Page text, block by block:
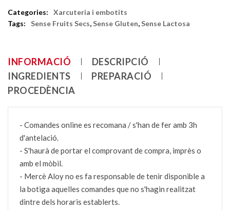
Categories:
Xarcuteria i embotits
Tags:
Sense Fruits Secs,Sense Gluten,Sense Lactosa
INFORMACIÓ
DESCRIPCIÓ
INGREDIENTS
PREPARACIÓ
PROCEDÈNCIA
- Comandes online es recomana / s'han de fer amb 3h
d'antelació.
- S'haurà de portar el comprovant de compra, imprès o
amb el mòbil.
- Mercè Aloy no es fa responsable de tenir disponible a
la botiga aquelles comandes que no s'hagin realitzat
dintre dels horaris establerts.